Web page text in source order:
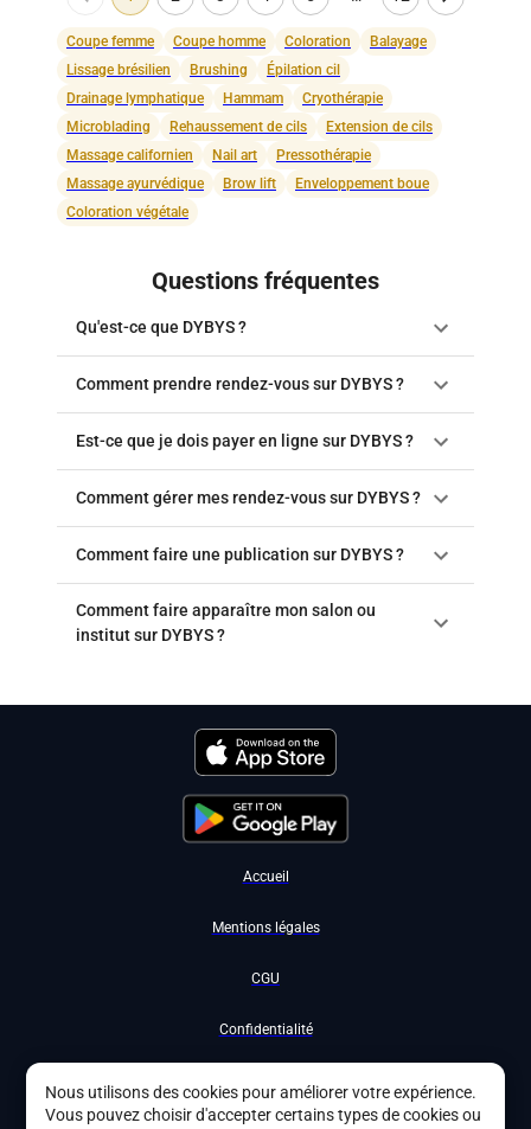
Coupe femme Coupe homme Coloration
Balayage
Lissage brésilien
Brushing
Épilation cil
Drainage lymphatique
Hammam
Cryothérapie
Microblading
Rehaussement de cils
Extension de cils
Massage californien
Nail art
Pressothérapie
Massage ayurvédique
Brow lift
Enveloppement boue
Coloration végétale
Questions fréquentes
Qu'est-ce que DYBYS ?
Comment prendre rendez-vous sur DYBYS ?
Est-ce que je dois payer en ligne sur DYBYS ?
Comment gérer mes rendez-vous sur DYBYS ?
Comment faire une publication sur DYBYS ?
Comment faire apparaître mon salon ou
institut sur DYBYS ?
Accueil
Mentions légales
CGU
Confidentialité
Nous utilisons des cookies pour améliorer votre expérience.
Vous pouvez choisir d'accepter certains types de cookies ou